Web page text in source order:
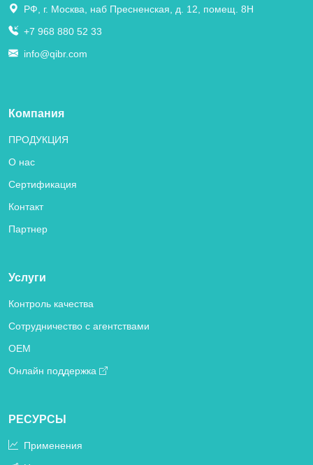
РФ, г. Москва, наб Пресненская, д. 12, помещ. 8Н
+7 968 880 52 33
info@qibr.com
Компания
ПРОДУКЦИЯ
О нас
Сертификация
Контакт
Партнер
Услуги
Контроль качества
Сотрудничество с агентствами
OEM
Онлайн поддержка
РЕСУРСЫ
Применения